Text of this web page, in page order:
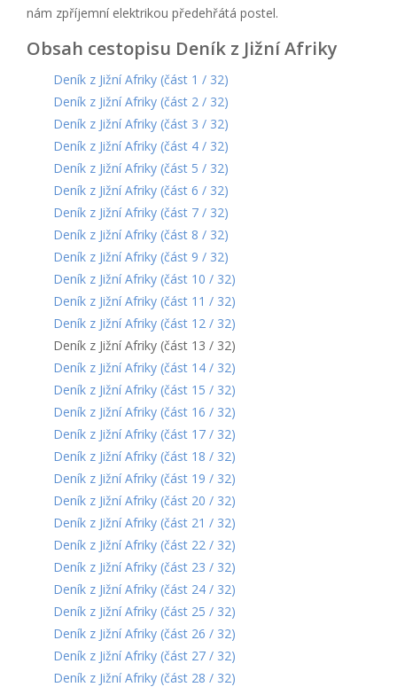
nám zpříjemní elektrikou předehřátá postel.
Obsah cestopisu Deník z Jižní Afriky
Deník z Jižní Afriky (část 1 / 32)
Deník z Jižní Afriky (část 2 / 32)
Deník z Jižní Afriky (část 3 / 32)
Deník z Jižní Afriky (část 4 / 32)
Deník z Jižní Afriky (část 5 / 32)
Deník z Jižní Afriky (část 6 / 32)
Deník z Jižní Afriky (část 7 / 32)
Deník z Jižní Afriky (část 8 / 32)
Deník z Jižní Afriky (část 9 / 32)
Deník z Jižní Afriky (část 10 / 32)
Deník z Jižní Afriky (část 11 / 32)
Deník z Jižní Afriky (část 12 / 32)
Deník z Jižní Afriky (část 13 / 32)
Deník z Jižní Afriky (část 14 / 32)
Deník z Jižní Afriky (část 15 / 32)
Deník z Jižní Afriky (část 16 / 32)
Deník z Jižní Afriky (část 17 / 32)
Deník z Jižní Afriky (část 18 / 32)
Deník z Jižní Afriky (část 19 / 32)
Deník z Jižní Afriky (část 20 / 32)
Deník z Jižní Afriky (část 21 / 32)
Deník z Jižní Afriky (část 22 / 32)
Deník z Jižní Afriky (část 23 / 32)
Deník z Jižní Afriky (část 24 / 32)
Deník z Jižní Afriky (část 25 / 32)
Deník z Jižní Afriky (část 26 / 32)
Deník z Jižní Afriky (část 27 / 32)
Deník z Jižní Afriky (část 28 / 32)